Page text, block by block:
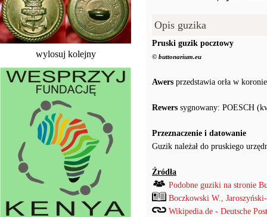
wylosuj kolejny
Opis guzika
Pruski guzik pocztowy
© buttonarium.eu
Awers przedstawia orła w
Rewers sygnowany: POESCH
Przeznaczenie i datowanie
Guzik należał do pruskiego
Źródła
Podobne guziki na stronie
Boczkowski W.,
Wikipedia.de - Deutsche